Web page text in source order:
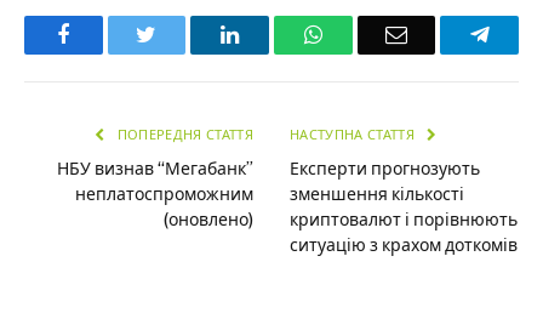
Facebook LinkedInWhatsAppEmail
ПОПЕРЕДНЯ СТАТТЯ
НБУ визнав “Мегабанк”
неплатоспроможним
(оновлено)
НАСТУПНА СТАТТЯ
Експерти прогнозують
зменшення кількості
криптовалют і порівнюють
ситуацію з крахом доткомів